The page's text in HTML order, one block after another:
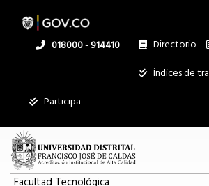
contenido
Linea
018000 - 914410 Directorio
Índices de
Participa
Facultad Tecnológica